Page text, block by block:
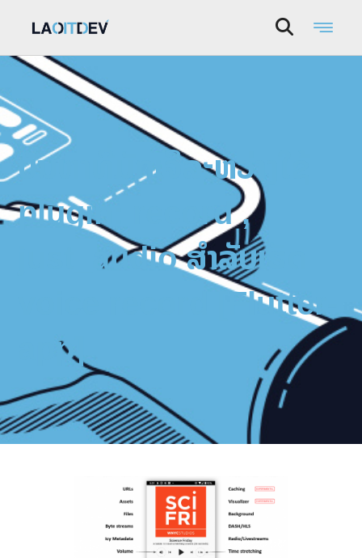
ບັນຫາທີ່ມັກເຈິລະຫວ່າງໃຊ້
plugin: record ,
just_audio ສຳລັບເຮັດ
voice record [Flutter-
app]